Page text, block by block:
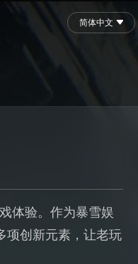
简体中文
体验。作为暴雪娱
项创新元素，让老玩